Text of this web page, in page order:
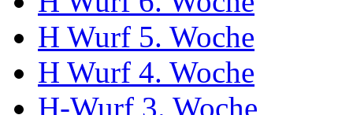
H Wurf 5. Woche
H Wurf 4. Woche
H-Wurf 3. Woche